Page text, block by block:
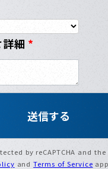
細 *
by reCAPTCHA and
andTerms of Service